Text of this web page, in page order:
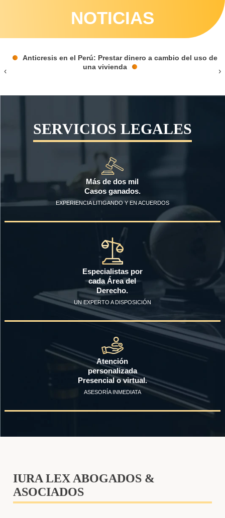
NOTICIAS
Defraudación Tributaria: Por qué los empresarios, los
emprendedores y los contadores terminan denunciados
‹ ›
SERVICIOS LEGALES
Más de dos mil
Casos ganados.
EXPERIENCIA LITIGANDO Y EN ACUERDOS
Especialistas por
cada Área del
Derecho.
UN EXPERTO A DISPOSICIÓN
Atención
personalizada
Presencial o virtual.
ASESORÍA INMEDIATA
IURA LEX ABOGADOS &
ASOCIADOS